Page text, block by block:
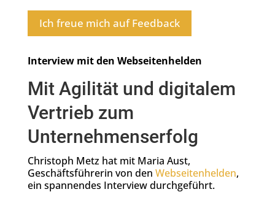
Ich freue mich auf Feedback
Interview mit den Webseitenhelden
Mit Agilität und digitalem
Vertrieb zum
Unternehmenserfolg
Christoph Metz hat mit Maria Aust,
Geschäftsführerin von den Webseitenhelden,
ein spannendes Interview durchgeführt.